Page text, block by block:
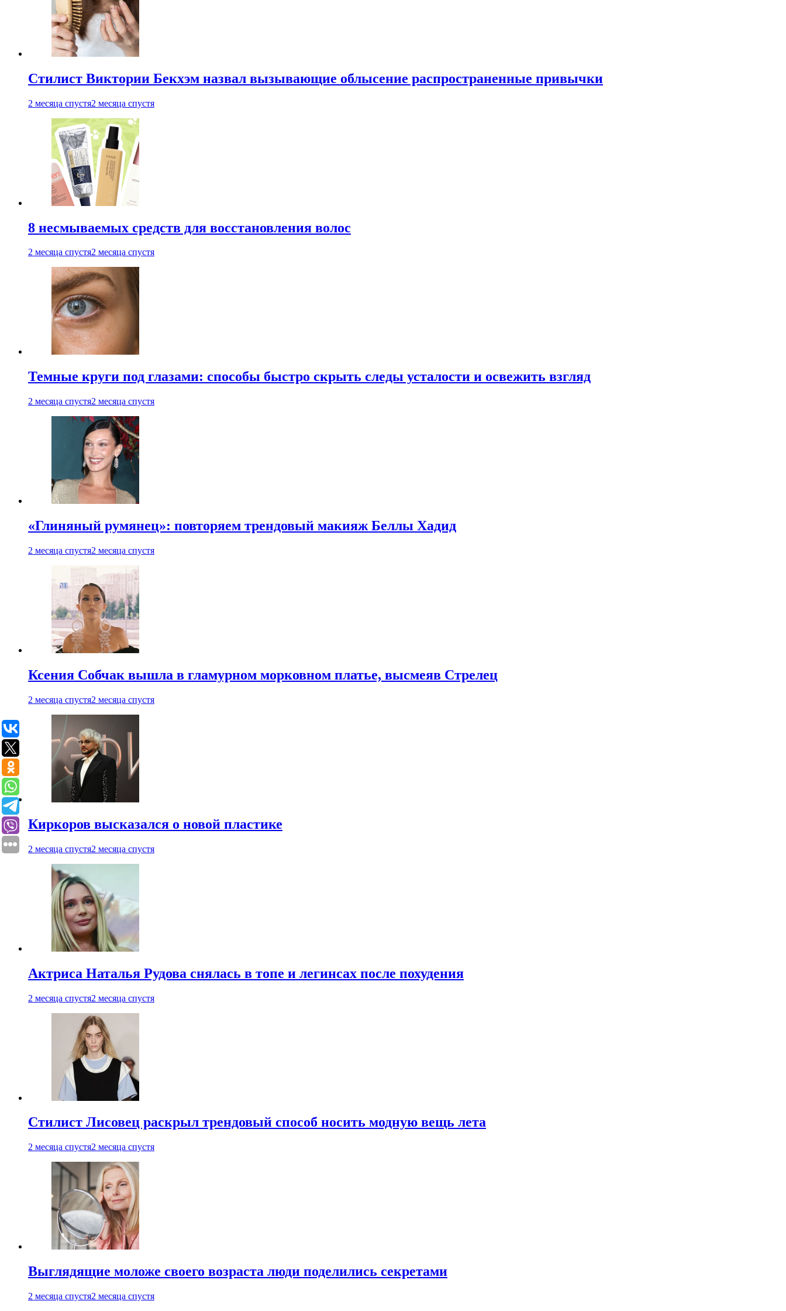
Стилист Виктории Бекхэм назвал вызывающие облысение распространенные привычки
2 месяца спустя2 месяца спустя
8 несмываемых средств для восстановления волос
2 месяца спустя2 месяца спустя
Темные круги под глазами: способы быстро скрыть следы усталости и освежить взгляд
2 месяца спустя2 месяца спустя
«Глиняный румянец»: повторяем трендовый макияж Беллы Хадид
2 месяца спустя2 месяца спустя
Ксения Собчак вышла в гламурном морковном платье, высмеяв Стрелец
2 месяца спустя2 месяца спустя
Киркоров высказался о новой пластике
2 месяца спустя2 месяца спустя
Актриса Наталья Рудова снялась в топе и легинсах после похудения
2 месяца спустя2 месяца спустя
Стилист Лисовец раскрыл трендовый способ носить модную вещь лета
2 месяца спустя2 месяца спустя
Выглядящие моложе своего возраста люди поделились секретами
2 месяца спустя2 месяца спустя